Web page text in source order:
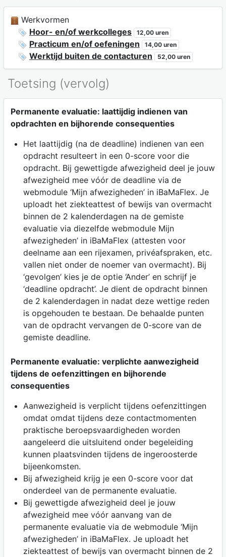
Werkvormen
Hoor- en/of werkcolleges
12,00 uren
Practicum en/of oefeningen 14,00 uren
Werktijd buiten de contacturen 52,00 uren
Toetsing (vervolg)
Permanente evaluatie: laattijdig indienen van
opdrachten en bijhorende consequenties
Het laattijdig (na de deadline) indienen van een
opdracht resulteert in een 0-score voor die
opdracht. Bij gewettigde afwezigheid deel je jouw
afwezigheid mee vóór de deadline via de
webmodule ‘Mijn afwezigheden’ in iBaMaFlex. Je
uploadt het ziekteattest of bewijs van overmacht
binnen de 2 kalenderdagen na de gemiste
evaluatie via diezelfde webmodule Mijn
afwezigheden’ in iBaMaFlex (attesten voor
deelname aan een rijexamen, privéafspraken, etc.
vallen niet onder de noemer van overmacht). Bij
‘gevolgen’ kies je de optie ‘Ander’ en schrijf je
‘deadline opdracht’. Je dient de opdracht binnen
de 2 kalenderdagen in nadat deze wettige reden
is opgehouden te bestaan. De behaalde punten
van de opdracht vervangen de 0-score van de
gemiste deadline.
Permanente evaluatie: verplichte aanwezigheid
tijdens de oefenzittingen en bijhorende
consequenties
Aanwezigheid is verplicht tijdens oefenzittingen
omdat omdat tijdens deze contactmomenten
praktische beroepsvaardigheden worden
aangeleerd die uitsluitend onder begeleiding
kunnen plaatsvinden tijdens de ingeroosterde
bijeenkomsten.
Bij afwezigheid krijg je een 0-score voor dat
onderdeel van de permanente evaluatie.
Bij gewettigde afwezigheid deel je jouw
afwezigheid mee vóór aanvang van de
permanente evaluatie via de webmodule ‘Mijn
afwezigheden’ in iBaMaFlex. Je uploadt het
ziekteattest of bewijs van overmacht binnen de 2